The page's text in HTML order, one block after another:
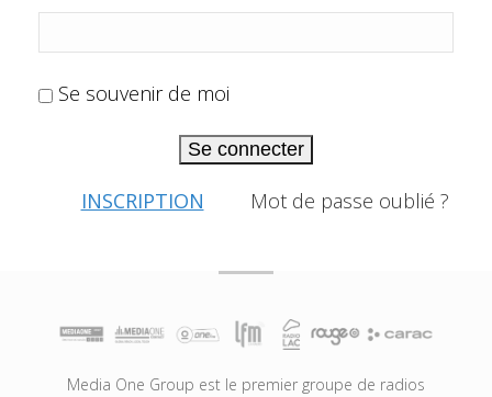
Se souvenir de moi
Se connecter
INSCRIPTION Mot de passe oublié ?
Media One Group est le premier groupe de radios